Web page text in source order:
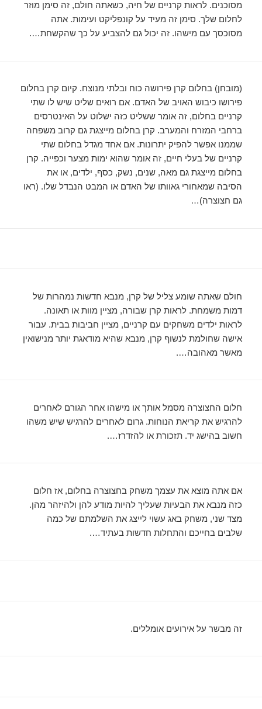
מסוכנים. לראות קרניים של חיה, כשאתה חולם, זה סימן מוזר
לחלום שלך. סימן זה מעיד על קונפליקט ועימות. אתה
מסוכסך עם מישהו. זה יכול גם להצביע על כך שהקשחת….
(מובחן) בחלום קרן פירושה כוח ובלתי מנוצח. קיום קרן בחלום
פירושו כיבוש האויב של האדם. אם רואים שליט שיש לו שתי
קרניים בחלום, זה אומר ששליט כזה ישלוט על האינטרסים
ברחבי המזרח והמערב. קרן בחלום מייצגת גם קרוב משפחה
שממנו אפשר להפיק יתרונות. אם אחד מגדל בחלום שתי
קרניים של בעלי חיים, זה אומר שהוא ימות מצער וכפייה. קרן
בחלום מייצגת גם מאה, שנים, נשק, כסף, ילדים, או את
הסיבה שמאחורי גאוותו של האדם או המבט הנבדל שלו. (ראו
גם חצוצרה)…
חולם שאתה שומע צליל של קרן, מנבא חדשות נמהרות של
דמות משמחת. לראות קרן שבורה, מציין מוות או תאונה.
לראות ילדים משחקים עם קרניים, מציין חביבות בבית. עבור
אישה שחולמת לנשוף קרן, מנבא שהיא מודאגת יותר מנישואין
מאשר מאהובה….
חלום החצוצרה מסמל אותך או מישהו אחר הגורם לאחרים
להרגיש את קריאת הנוחות. גרום לאחרים להרגיש שיש משהו
חשוב בהישג יד. תזכורת או להזדרז….
אם אתה מוצא את עצמך משחק בחצוצרה בחלום, אז חלום
כזה מנבא את הבעיות שעליך להיות מודע להן ולהיזהר מהן.
מצד שני, משחק באג עשוי לייצג את השלמתם של כמה
שלבים בחייכם והתחלות חדשות בעתיד….
זה מבשר על אירועים אומללים.